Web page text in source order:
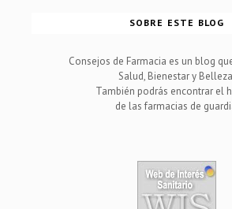
SOBRE ESTE BLOG
Consejos de Farmacia es un blog
Salud, Bienestar y
También podrás encontrar el
de las farmacias de